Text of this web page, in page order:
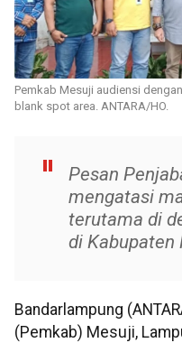
Pemkab Mesuji audiensi
blank spot area. ANTARA/HO.
Pesan
mengatasi
terutama di
di Kabupaten
Bandarlampung
(Pemkab) Mesuji,